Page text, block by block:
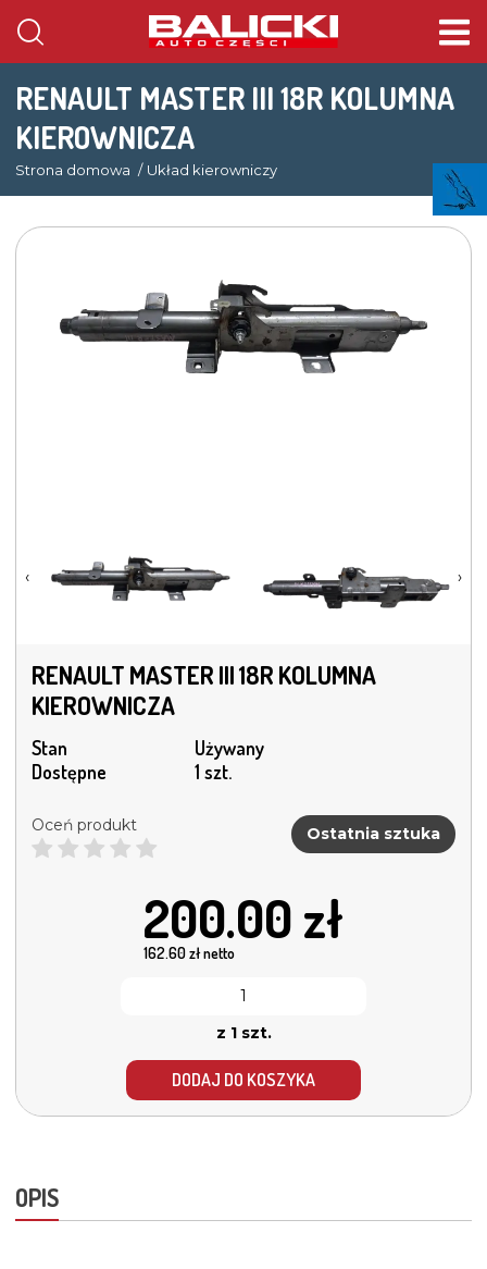
RENAULT MASTER III 18R KOLUMNA
KIEROWNICZA
Strona domowa Układ kierowniczy
‹ ›
RENAULT MASTER III 18R KOLUMNA
KIEROWNICZA
Stan
Używany
Dostępne
1 szt.
Oceń produkt Ostatnia sztuka
200.00 zł
162.60zł netto
z 1 szt.
DODAJ DO KOSZYKA
OPIS